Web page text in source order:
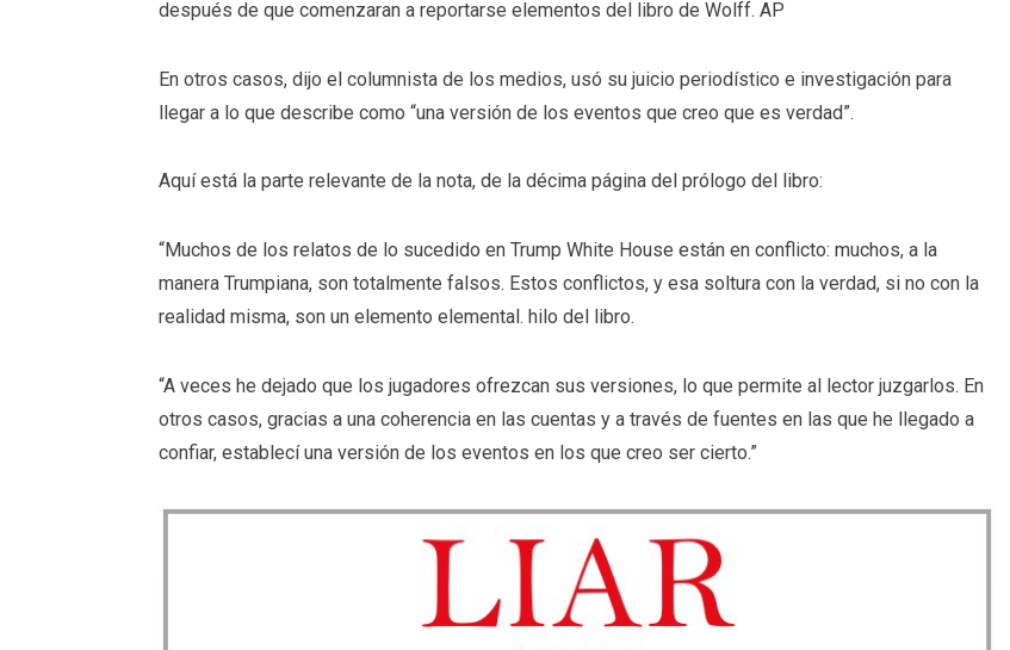
después de que comenzaran a reportarse elementos del libro de Wolff. AP
En otros casos, dijo el columnista de los medios, usó su juicio periodístico e investigación para
llegar a lo que describe como “una versión de los eventos que creo que es verdad”.
Aquí está la parte relevante de la nota, de la décima página del prólogo del libro:
“Muchos de los relatos de lo sucedido en Trump White House están en conflicto: muchos, a la
manera Trumpiana, son totalmente falsos. Estos conflictos, y esa soltura con la verdad, si no con la
realidad misma, son un elemento elemental. hilo del libro.
“A veces he dejado que los jugadores ofrezcan sus versiones, lo que permite al lector juzgarlos. En
otros casos, gracias a una coherencia en las cuentas y a través de fuentes en las que he llegado a
confiar, establecí una versión de los eventos en los que creo ser cierto.”